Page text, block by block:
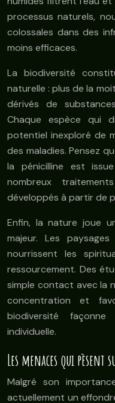
processus naturels,
colossales dans des
moins efficaces.
La biodiversité
naturelle : plus de la
dérivés de
Chaque espèce qui
potentiel inexploré de
des maladies. Pensez
la pénicilline est
nombreux
développés à partir de
Enfin, la nature joue
majeur. Les
nourrissent les
ressourcement. Des
simple contact avec la
concentration et
biodiversité
individuelle.
Les menaces qui pèsent
Malgré son
actuellement un